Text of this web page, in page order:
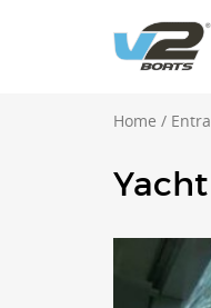
Home /